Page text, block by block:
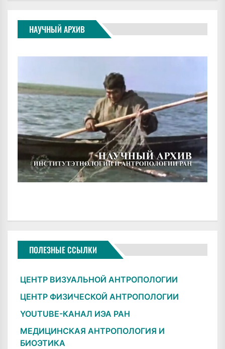
НАУЧНЫЙ АРХИВ
ПОЛЕЗНЫЕ ССЫЛКИ
ЦЕНТР ВИЗУАЛЬНОЙ АНТРОПОЛОГИИ
ЦЕНТР ФИЗИЧЕСКОЙ АНТРОПОЛОГИИ
YOUTUBE-КАНАЛ ИЭА РАН
МЕДИЦИНСКАЯ АНТРОПОЛОГИЯ И
БИОЭТИКА